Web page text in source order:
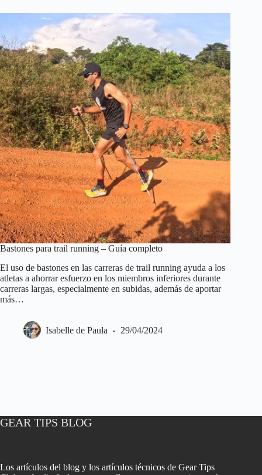
Bastones para trail running – Guía completo
El uso de bastones en las carreras de trail running ayuda a los
atletas a ahorrar esfuerzo en los miembros inferiores durante
carreras largas, especialmente en subidas, además de aportar
más…
Isabelle de Paula 29/04/2024
GEAR TIPS BLOG
Los artículos del blog y los artículos técnicos de Gear Tips